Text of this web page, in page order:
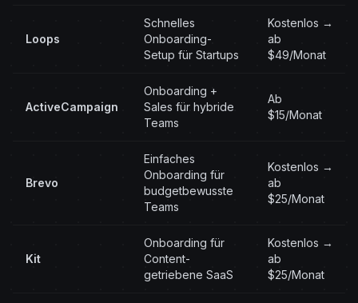
Loops
Schnelles
Onboarding-
Setup für Startups
Kostenlos →
ab
$49/Monat
ActiveCampaign
Onboarding +
Sales für hybride
Teams
Ab
$15/Monat
Brevo
Einfaches
Onboarding für
budgetbewusste
Teams
Kostenlos →
ab
$25/Monat
Kit
Onboarding für
Content-
getriebene SaaS
Kostenlos →
ab
$25/Monat